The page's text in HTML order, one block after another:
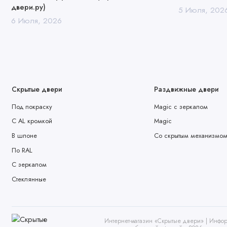
двери.ру)
6 Июля, 2026
5 Июля,
Скрытые двери
Под покраску
С AL кромкой
В шпоне
По RAL
С зеркалом
Стеклянные
Раздвижные двери
Magic с зеркалом
Magic
Со скрытым механизмом
Интернет-магазин «Скрытые двери» |